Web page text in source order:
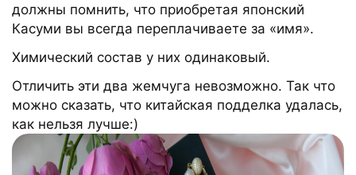
должны помнить, что приобретая японский
Касуми вы всегда переплачиваете за «имя».
Химический состав у них одинаковый.
Отличить эти два жемчуга невозможно. Так что
можно сказать, что китайская подделка удалась,
как нельзя лучше:)